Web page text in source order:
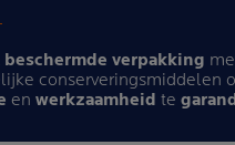
beschermde verpakking
conserveringsmiddelen
en werkzaamheid te